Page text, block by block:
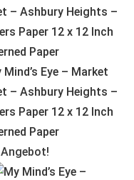
Angebot!